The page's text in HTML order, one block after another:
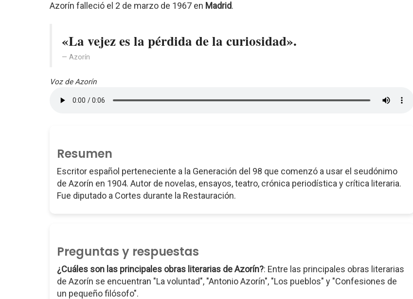
Azorín falleció el 2 de marzo de 1967 en Madrid.
«La vejez es la pérdida de la curiosidad».
Azorín
Voz de Azorín
Resumen
Escritor español perteneciente a la Generación del 98 que comenzó a usar el seudónimo
de Azorín en 1904. Autor de novelas, ensayos, teatro, crónica periodística y crítica literaria.
Fue diputado a Cortes durante la Restauración.
Preguntas y respuestas
¿Cuáles son las principales obras literarias de Azorín?: Entre las principales obras literarias
de Azorín se encuentran "La voluntad", "Antonio Azorín", "Los pueblos" y "Confesiones de
un pequeño filósofo".